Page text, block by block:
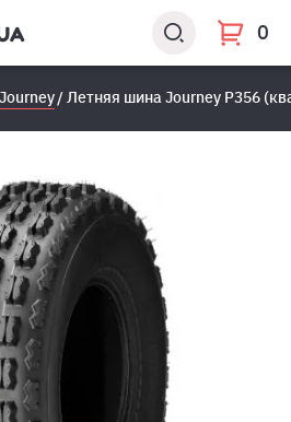
0
Летняя шина Journey P356